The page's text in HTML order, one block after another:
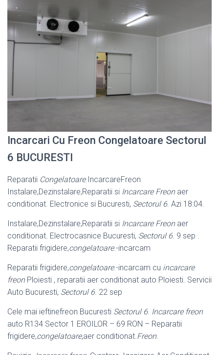
Incarcari Cu Freon Congelatoare Sectorul
6 BUCURESTI
Reparatii Congelatoare.IncarcareFreon
Instalare,Dezinstalare,Reparatii si Incarcare Freonaer
conditionat. Electronice si Bucuresti, Sectorul 6. Azi 18:04.
Instalare,Dezinstalare,Reparatii si Incarcare Freonaer
conditionat. Electrocasnice Bucuresti, Sectorul 6. 9 sep .
Reparatii frigidere,congelatoare.-incarcam
Reparatii frigidere,congelatoare.-incarcam cu incarcare
freonPloiesti , reparatii aer conditionat auto Ploiesti. Servicii
Auto Bucuresti, Sectorul 6. 22 sep
Cele mai ieftinefreon Bucuresti Sectorul 6. Incarcare freon
auto R134 Sector 1 EROILOR – 69 RON – Reparatii
frigidere,congelatoare,aer conditionat.Freon.